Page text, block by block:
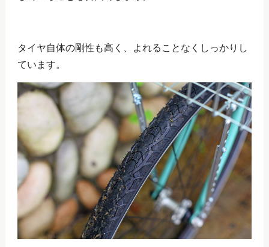
タイヤ自体の剛性も高く、よれることなくしっかりし
ています。